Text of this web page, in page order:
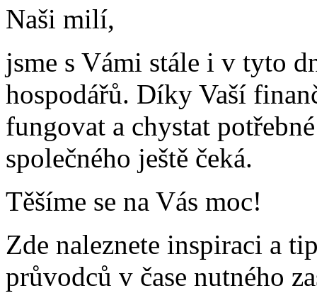
Naši milí,
jsme s Vámi stále i v tyto
hospodářů. Díky Vaší
fungovat a chystat
společného ještě čeká.
Těšíme se na Vás moc!
Zde naleznete inspiraci a
průvodců v čase nutného